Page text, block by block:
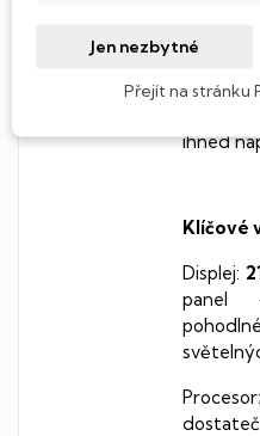
Od
k
ihned
Klíčové
Displej:
panel
Jen nezbytné
Přejít na stránku